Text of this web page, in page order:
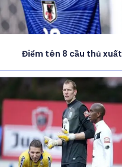
Điểm tên 8 cầu thủ